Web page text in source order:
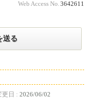
Web Access No. 3642611
送る
更日 : 2026/06/02